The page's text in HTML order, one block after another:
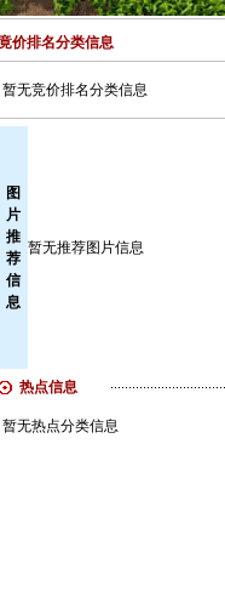
价排名分类信息
暂无竞价排名分类信息
图
片
推
荐
信
息
暂无推荐图片信息
热点信息
暂无热点分类信息